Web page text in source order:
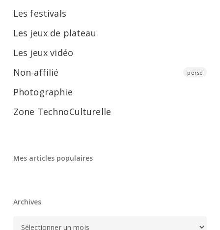
Les festivals
Les jeux de plateau
Les jeux vidéo
Non-affilié
perso
Photographie
Zone TechnoCulturelle
Mes articles populaires
Archives
Archives